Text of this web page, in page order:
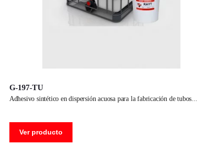
G-197-TU
adhesivo sintético en dispersión acuosa para la fabricación de tubos
Ver producto